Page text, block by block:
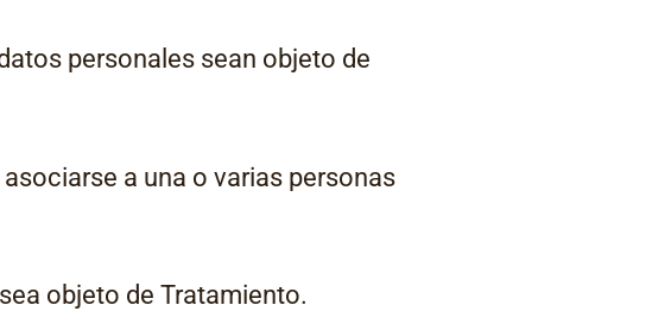
personales sean objeto de
a una o varias personas
objeto de Tratamiento.